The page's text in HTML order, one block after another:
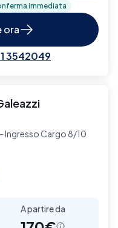
immediata
ora
3542049
Ingresso Cargo 8/10
A partire da